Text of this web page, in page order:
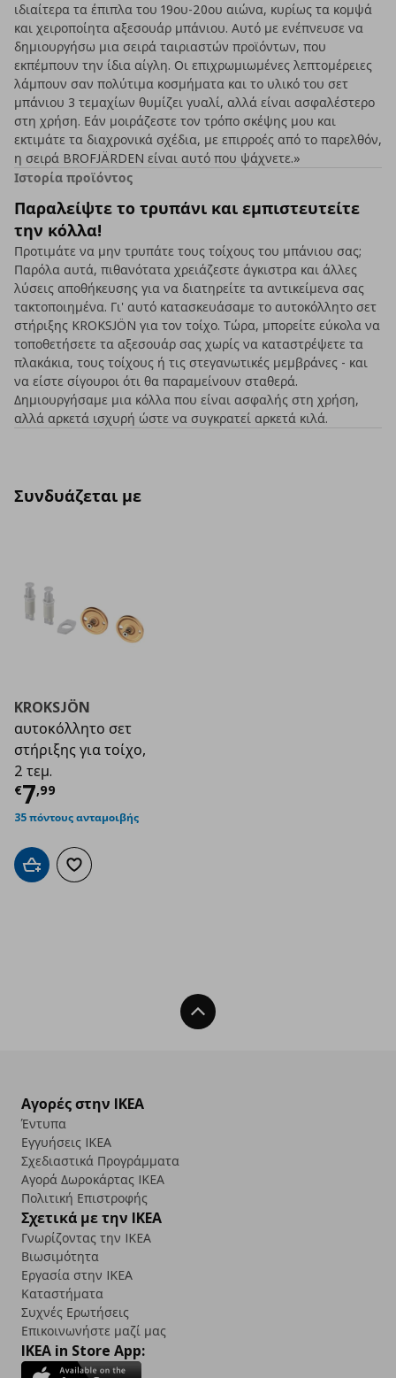
ιδιαίτερα τα έπιπλα του 19ου-20ου αιώνα, κυρίως τα κομψά
και χειροποίητα αξεσουάρ μπάνιου. Αυτό με ενέπνευσε να
δημιουργήσω μια σειρά ταιριαστών προϊόντων, που
εκπέμπουν την ίδια αίγλη. Οι επιχρωμιωμένες λεπτομέρειες
λάμπουν σαν πολύτιμα κοσμήματα και το υλικό του σετ
μπάνιου 3 τεμαχίων θυμίζει γυαλί, αλλά είναι ασφαλέστερο
στη χρήση. Εάν μοιράζεστε τον τρόπο σκέψης μου και
εκτιμάτε τα διαχρονικά σχέδια, με επιρροές από το παρελθόν,
η σειρά BROFJÄRDEN είναι αυτό που ψάχνετε.»
Ιστορία προϊόντος
Παραλείψτε το τρυπάνι και εμπιστευτείτε
την κόλλα!
Προτιμάτε να μην τρυπάτε τους τοίχους του μπάνιου σας;
Παρόλα αυτά, πιθανότατα χρειάζεστε άγκιστρα και άλλες
λύσεις αποθήκευσης για να διατηρείτε τα αντικείμενα σας
τακτοποιημένα. Γι' αυτό κατασκευάσαμε το αυτοκόλλητο σετ
στήριξης KROKSJÖN για τον τοίχο. Τώρα, μπορείτε εύκολα να
τοποθετήσετε τα αξεσουάρ σας χωρίς να καταστρέψετε τα
πλακάκια, τους τοίχους ή τις στεγανωτικές μεμβράνες - και
να είστε σίγουροι ότι θα παραμείνουν σταθερά.
Δημιουργήσαμε μια κόλλα που είναι ασφαλής στη χρήση,
αλλά αρκετά ισχυρή ώστε να συγκρατεί αρκετά κιλά.
Συνδυάζεται με
KROKSJÖN
αυτοκόλλητο σετ
στήριξης για τοίχο,
2 τεμ.
€7,99
Τρέχουσα τιμή
35 πόντους ανταμοιβής
Προσθήκη στο καλάθι
Προσθήκη στα αγαπημένα
Back To Top
Αγορές στην IKEA
Έντυπα
Εγγυήσεις IKEA
Σχεδιαστικά Προγράμματα
Αγορά Δωρoκάρτας IKEA
Πολιτική Επιστροφής
Σχετικά με την IKEA
Γνωρίζοντας την IKEA
Βιωσιμότητα
Εργασία στην IKEA
Καταστήματα
Συχνές Ερωτήσεις
Επικοινωνήστε μαζί μας
IKEA in Store App: